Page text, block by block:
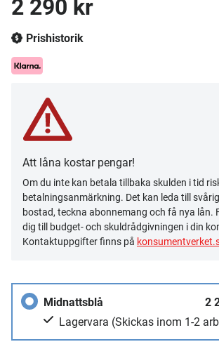
2 290 kr
Prishistorik
Att låna kostar pengar!
Om du inte kan betala tillbaka skulden i tid
betalningsanmärkning. Det kan leda till
bostad, teckna abonnemang och få nya lån.
dig till budget- och skuldrådgivningen i din
Kontaktuppgifter finns på
Midnattsblå 2
Lagervara (Skickas inom 1-2